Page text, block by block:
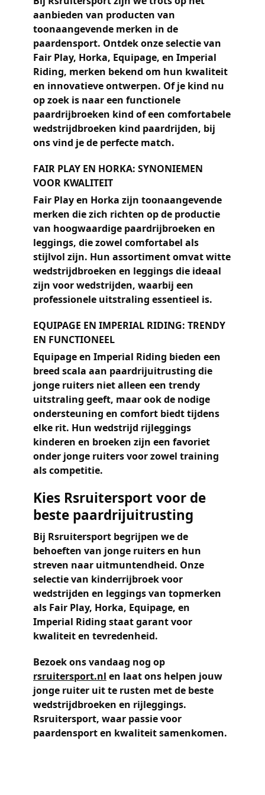
aanbieden van producten van
toonaangevende merken in de
paardensport. Ontdek onze selectie van
Fair Play, Horka, Equipage, en Imperial
Riding, merken bekend om hun kwaliteit
en innovatieve ontwerpen. Of je kind nu
op zoek is naar een functionele
paardrijbroeken kind of een comfortabele
wedstrijdbroeken kind paardrijden, bij
ons vind je de perfecte match.
FAIR PLAY EN HORKA: SYNONIEMEN
VOOR KWALITEIT
Fair Playen Horka zijn toonaangevende
merken die zich richten op de productie
van hoogwaardige paardrijbroeken en
leggings, die zowel comfortabel als
stijlvol zijn. Hun assortiment omvatwitte
wedstrijdbroeken en leggings die ideaal
zijn voor wedstrijden, waarbij een
professionele uitstraling essentieel is.
EQUIPAGE EN IMPERIAL RIDING: TRENDY
EN FUNCTIONEEL
Equipageen Imperial Riding bieden een
breed scala aan paardrijuitrusting die
jonge ruiters niet alleen een trendy
uitstraling geeft, maar ook de nodige
ondersteuning en comfort biedt tijdens
elke rit. Hun wedstrijd rijleggings
kinderen en broeken zijn een favoriet
onder jonge ruiters voor zowel training
als competitie.
Kies Rsruitersport voor de
beste paardrijuitrusting
Bij Rsruitersport begrijpen we de
behoeften van jonge ruiters en hun
streven naar uitmuntendheid. Onze
selectie van kinderrijbroek voor
wedstrijden en leggings van topmerken
als Fair Play, Horka, Equipage, en
Imperial Riding staat garant voor
kwaliteit en tevredenheid.
Bezoek ons vandaag nog op
rsruitersport.nl en laat ons helpen jouw
jonge ruiter uit te rusten met de beste
wedstrijdbroeken en rijleggings.
Rsruitersport, waar passie voor
paardensport en kwaliteit samenkomen.